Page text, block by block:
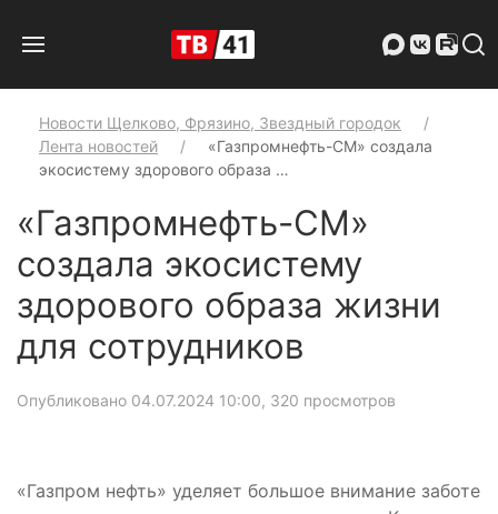
Новости Щелково, Фрязино, Звездный городок
Лента новостей
«Газпромнефть-СМ» создала
экосистему здорового образа …
«Газпромнефть-СМ»
создала экосистему
здорового образа жизни
для сотрудников
Опубликовано 04.07.2024 10:00, 320 просмотров
«Газпром нефть» уделяет большое внимание заботе